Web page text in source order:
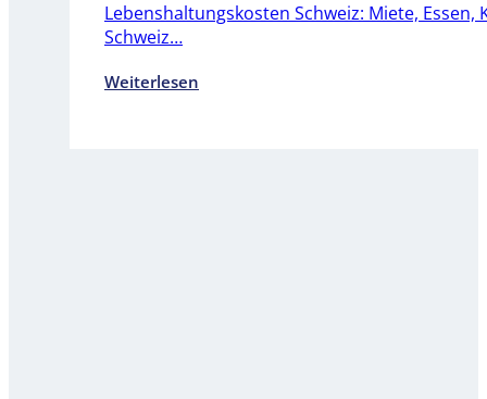
Lebenshaltungskosten Schweiz: Miete,
Schweiz…
Weiterlesen